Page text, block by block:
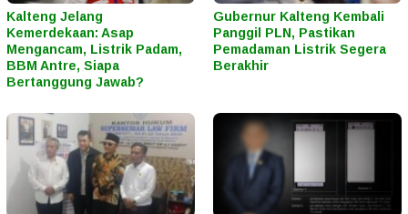
Kalteng Jelang
Kemerdekaan: Asap
Mengancam, Listrik Padam,
BBM Antre, Siapa
Bertanggung Jawab?
Gubernur Kalteng Kembali
Panggil PLN, Pastikan
Pemadaman Listrik Segera
Berakhir